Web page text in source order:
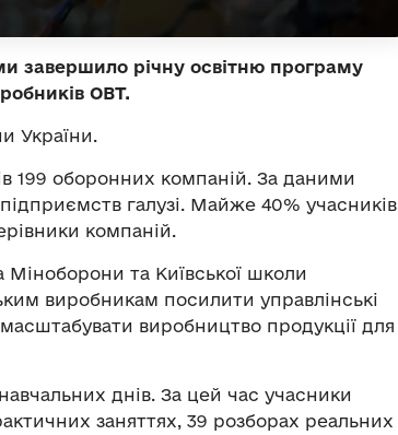
завершило річну освітню програму
ОВТ.
України.
199 оборонних компаній. За даними
галузі. Майже 40% учасників
компаній.
Міноборони та Київської школи
виробникам посилити управлінські
виробництво продукції для
днів. За цей час учасники
заняттях, 39 розборах реальних